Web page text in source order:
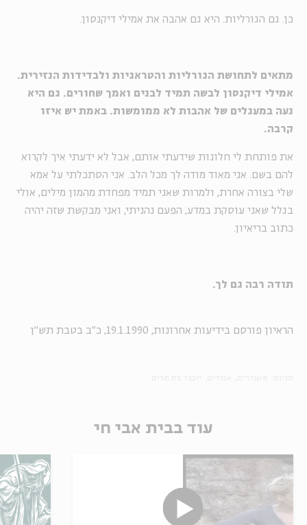
כן. גם הגורליות. היא גם אהבה את אמילי דיקנסון.
מתאים לתחושת הגורליות והטראגיות ולבדידות הנזירית.
אמילי דיקנסון לבשה תמיד לבנים ואמך שחורים. גם היא
נעה במעגלים של אהבות לא ממומשות. באמת יש איזו
קרבה.
את פותחת לי חלונות שידעתי אותם, אבל לא ידעתי איך לקרוא
להם בשם. אני מאוד מודה לך מכל הלב. אני הסתכלתי על אמא
שלי בצורה אחרת, ולמרות שאני תמיד מפחדת מהמון מילים, אולי
בגלל שאני עוסקת במדע, הפעם נהניתי, ואני מבקשת שזה יהיה
כתוב בריאיון.
תודה רבה גם לך.
הראיון פורסם בידיעות אחרונות, 19.1.1990, כ"ב בטבת תש"ן
עוד בבית אבי חי